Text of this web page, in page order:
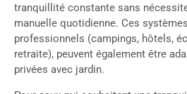
tranquillité constante sans
manuelle quotidienne. Ces
professionnels (campings, hôtels,
retraite), peuvent également être
privées avec jardin.